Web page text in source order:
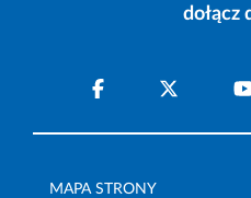
dołącz
MAPA STRONY